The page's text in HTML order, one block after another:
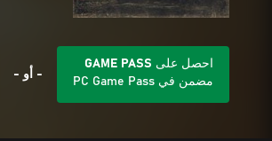
احصل على GAME PASS
مضمن في PC Game Pass
- أو -